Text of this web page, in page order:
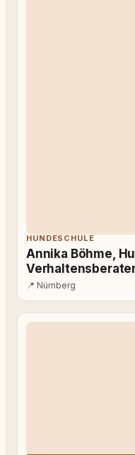
HUNDESCHULE
Annika Böhme,
📍 Nürnberg